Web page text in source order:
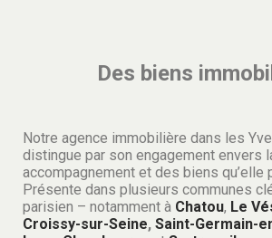
Des biens
Notre agence immobilière dans les
distingue par son engagement envers
accompagnement et des biens qu’elle
Présente dans plusieurs communes
parisien – notamment à Chatou, Le
Croissy-sur-Seine, Saint-Germain-